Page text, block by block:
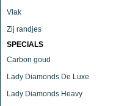
Vlak
Zij randjes
SPECIALS
Carbon goud
Lady Diamonds De Luxe
Lady Diamonds Heavy